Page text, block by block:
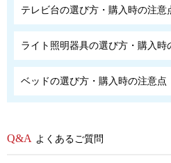
テレビ台の選び方・購入時の注意
ライト照明器具の選び方・購入時
ベッドの選び方・購入時の注意点
よくあるご質問